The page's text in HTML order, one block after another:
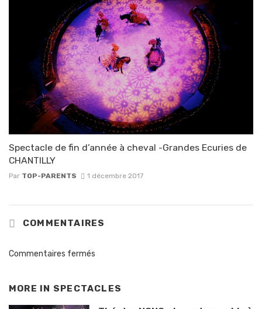
Spectacle de fin d’année à cheval -Grandes Ecuries de
CHANTILLY
Par TOP-PARENTS 1 décembre 2017
COMMENTAIRES
Commentaires fermés
MORE IN SPECTACLES